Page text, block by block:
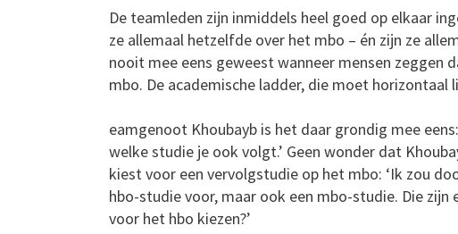
De teamleden zijn inmiddels heel goed op elkaar
ze allemaal hetzelfde over het mbo – én zijn ze
nooit mee eens geweest wanneer mensen zeggen
mbo. De academische ladder, die moet horizontaal
eamgenoot Khoubayb is het daar grondig mee
welke studie je ook volgt.’ Geen wonder dat
kiest voor een vervolgstudie op het mbo: ‘Ik zou
hbo-studie voor, maar ook een mbo-studie. Die
voor het hbo kiezen?’